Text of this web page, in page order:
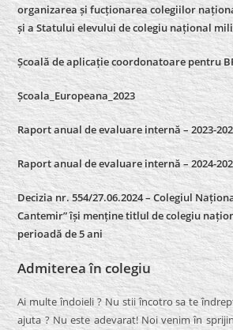
organizarea și fucționarea colegiilor
și a Statului elevului de colegiu național
Școală de aplicație coordonatoare pentru
Școala_Europeana_2023
Raport anual de evaluare internă – 2023-
Raport anual de evaluare internă –2024-
Decizia nr. 554/27.06.2024 – Colegiul
Cantemir” își menține titlul de colegiu
perioadă de 5 ani
Admiterea în colegiu
Ai multe îndoieli ? Nu stii încotro sa te
ajuta ? Nu este adevarat! Noi venim în